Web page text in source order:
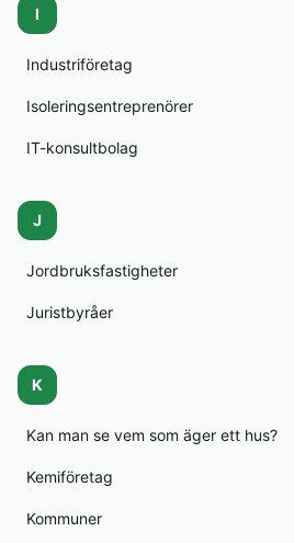
I
Industriföretag
Isoleringsentreprenörer
IT-konsultbolag
J
Jordbruksfastigheter
Juristbyråer
K
Kan man se vem som äger ett hus?
Kemiföretag
Kommuner